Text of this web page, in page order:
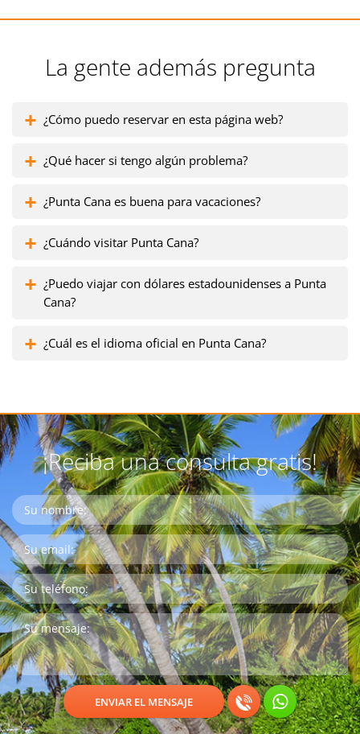
La gente además pregunta
¿Cómo puedo reservar en esta página web?
¿Qué hacer si tengo algún problema?
¿Punta Cana es buena para vacaciones?
¿Cuándo visitar Punta Cana?
¿Puedo viajar con dólares estadounidenses a Punta
Cana?
¿Cuál es el idioma oficial en Punta Cana?
¡Reciba una consulta gratis!